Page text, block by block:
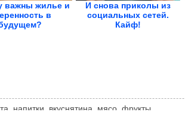
важны жилье и
в
И снова приколы из
социальных сетей.
Кайф!
напитки, вкуснятина, мясо, фрукты,